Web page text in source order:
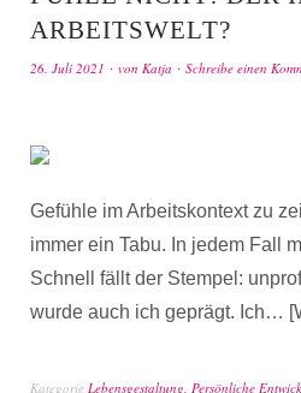
ARBEITSWELT?
26. Juli 2021 von Katja Schreibe einen
Gefühle im Arbeitskontext zu
immer ein Tabu. In jedem Fall
Schnell fällt der Stempel:
wurde auch ich geprägt. Ich…
Kategorie Lebensgestaltung, Persönliche